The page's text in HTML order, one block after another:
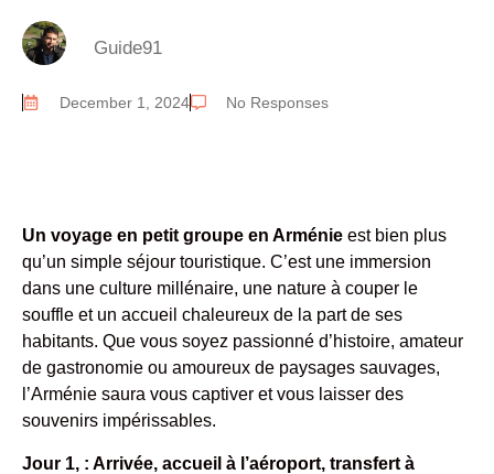
Guide91
December 1, 2024 No Responses
Un voyage en petit groupe en Arménie est bien plus
qu’un simple séjour touristique. C’est une immersion
dans une culture millénaire, une nature à couper le
souffle et un accueil chaleureux de la part de ses
habitants. Que vous soyez passionné d’histoire, amateur
de gastronomie ou amoureux de paysages sauvages,
l’Arménie saura vous captiver et vous laisser des
souvenirs impérissables.
Jour 1, : Arrivée, accueil à l’aéroport, transfert à